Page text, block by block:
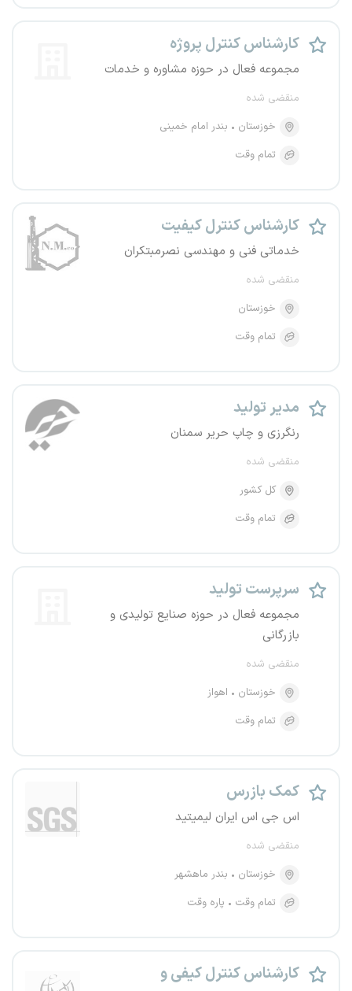
کارشناس کنترل پروژه
مجموعه فعال در حوزه مشاوره و خدمات
منقضی شده
خوزستان
بندر امام خمینی
تمام وقت
کارشناس کنترل کیفیت
خدماتی فنی و مهندسی نصرمبتکران
منقضی شده
خوزستان
تمام وقت
مدیر تولید
رنگرزی و چاپ حریر سمنان
منقضی شده
کل کشور
تمام وقت
سرپرست تولید
مجموعه فعال در حوزه صنایع تولیدی و
بازرگانی
منقضی شده
خوزستان
اهواز
تمام وقت
کمک بازرس
اس جی اس ایران لیمیتید
منقضی شده
خوزستان
بندر ماهشهر
تمام وقت
پاره وقت
کارشناس کنترل کیفی و